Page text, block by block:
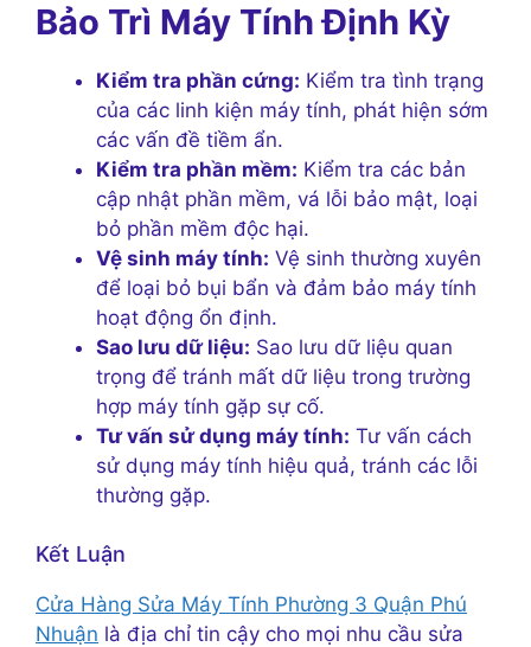
Bảo Trì Máy Tính Định Kỳ
Kiểm tra phần cứng: Kiểm tra tình trạng
của các linh kiện máy tính, phát hiện sớm
các vấn đề tiềm ẩn.
Kiểm tra phần mềm: Kiểm tra các bản
cập nhật phần mềm, vá lỗi bảo mật, loại
bỏ phần mềm độc hại.
Vệ sinh máy tính: Vệ sinh thường xuyên
để loại bỏ bụi bẩn và đảm bảo máy tính
hoạt động ổn định.
Sao lưu dữ liệu: Sao lưu dữ liệu quan
trọng để tránh mất dữ liệu trong trường
hợp máy tính gặp sự cố.
Tư vấn sử dụng máy tính: Tư vấn cách
sử dụng máy tính hiệu quả, tránh các lỗi
thường gặp.
Kết Luận
Cửa Hàng Sửa Máy Tính Phường 3 Quận Phú
Nhuận là địa chỉ tin cậy cho mọi nhu cầu sửa